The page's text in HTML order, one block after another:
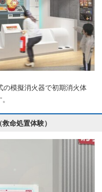
の模擬消火器で初期消火体
命処置体験）